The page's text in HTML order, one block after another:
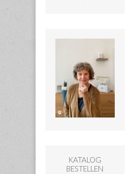
KATALOG
BESTELLEN